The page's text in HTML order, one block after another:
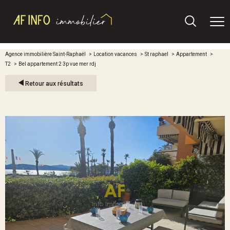
Agence immobilière Saint-Raphaël Location vacances St raphael
Appartement
T2
Bel appartement 2 3p vue mer rdj
Retour aux résultats